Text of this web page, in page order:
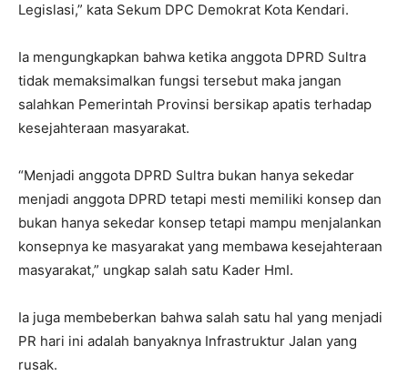
Legislasi,” kata Sekum DPC Demokrat Kota Kendari.
Ia mengungkapkan bahwa ketika anggota DPRD Sultra
tidak memaksimalkan fungsi tersebut maka jangan
salahkan Pemerintah Provinsi bersikap apatis terhadap
kesejahteraan masyarakat.
“Menjadi anggota DPRD Sultra bukan hanya sekedar
menjadi anggota DPRD tetapi mesti memiliki konsep dan
bukan hanya sekedar konsep tetapi mampu menjalankan
konsepnya ke masyarakat yang membawa kesejahteraan
masyarakat,” ungkap salah satu Kader HmI.
Ia juga membeberkan bahwa salah satu hal yang menjadi
PR hari ini adalah banyaknya Infrastruktur Jalan yang
rusak.